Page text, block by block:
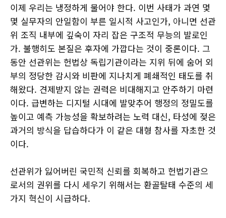
이제 우리는 냉정하게 물어야 한다. 이번 사태가 과연 몇
몇 실무자의 안일함이 부른 일시적 사고인가, 아니면 선관
위 조직 내부에 깊숙이 자리 잡은 구조적 무능의 발로인
가. 불행히도 본질은 후자에 가깝다는 것이 중론이다. 그
동안 선관위는 헌법상 독립기관이라는 지위 뒤에 숨어 외
부의 정당한 감시와 비판에 지나치게 폐쇄적인 태도를 취
해왔다. 견제받지 않는 권력은 비대해지고 안주하기 마련
이다. 급변하는 디지털 시대에 발맞추어 행정의 정밀도를
높이고 예측 가능성을 확보하려는 노력 대신, 타성에 젖은
과거의 방식을 답습하다가 이 같은 대형 참사를 자초한 것
이다.
선관위가 잃어버린 국민적 신뢰를 회복하고 헌법기관으
로서의 권위를 다시 세우기 위해서는 환골탈태 수준의 세
가지 혁신이 시급하다.